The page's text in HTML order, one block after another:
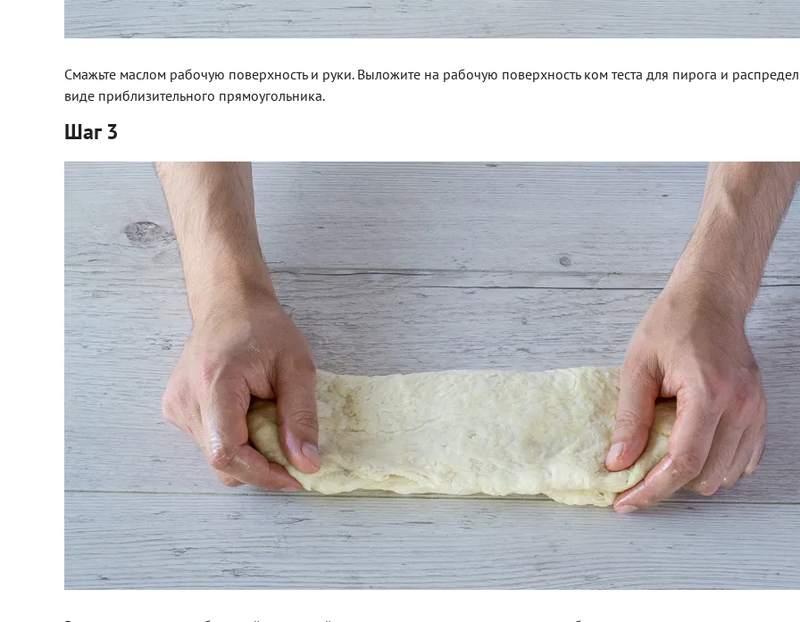
Смажьте маслом рабочую поверхность и руки. Выложите на рабочую поверхность ком теста для пирога и
виде приблизительного прямоугольника.
Шаг 3